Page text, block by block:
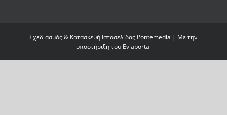
Σχεδιασμός & Κατασκευή Ιστοσελίδας Pontemedia | Με την
υποστήριξη του Eviaportal